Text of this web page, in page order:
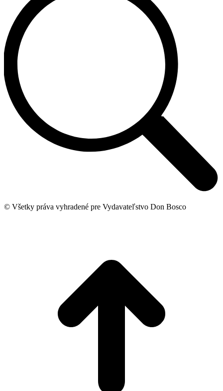
© Všetky práva vyhradené pre Vydavateľstvo Don Bosco